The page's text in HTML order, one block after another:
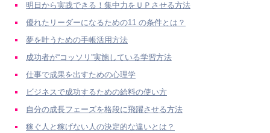
明日から実践できる！集中力をＵＰさせる方法
優れたリーダーになるための11 の条件とは？
夢を叶うための手帳活用方法
成功者が“コッソリ”実施している学習方法
仕事で成果を出すための心理学
ビジネスで成功するための給料の使い方
自分の成長フェーズを格段に飛躍させる方法
稼ぐ人と稼げない人の決定的な違いとは？